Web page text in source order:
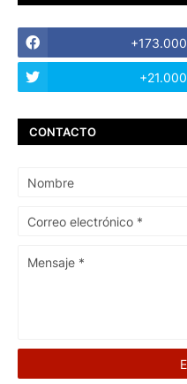
+173.000
+21.000
CONTACTO